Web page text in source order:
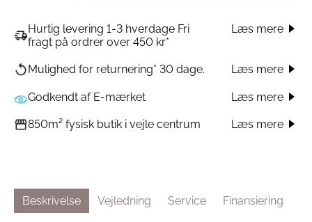
Hurtig levering 1-3 hverdage Fri
fragt på ordrer over 450 kr*
Læs mere
Mulighed for returnering* 30 dage. Læs mere
Godkendt af E-mærket Læs mere
850m² fysisk butik i vejle centrum Læs mere
Beskrivelse Vejledning Service Finansiering